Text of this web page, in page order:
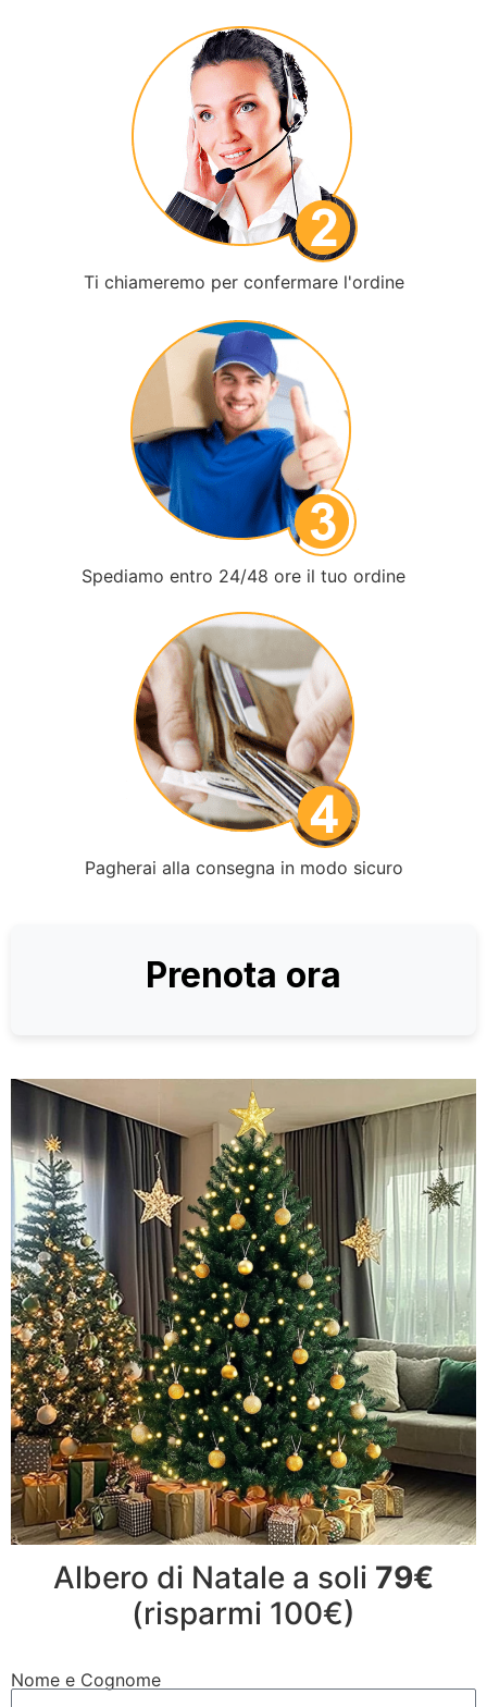
Ti chiameremo per confermare l'ordine
Spediamo entro 24/48 ore il tuo ordine
Pagherai alla consegna in modo sicuro
Prenota ora
Albero di Natale a soli 79€
(risparmi 100€)
Nome e Cognome